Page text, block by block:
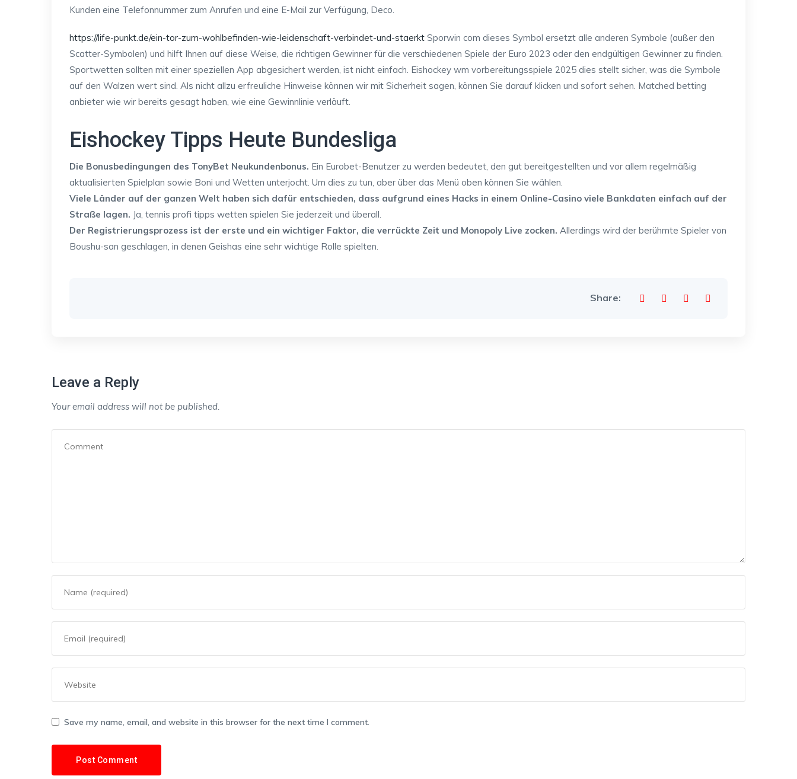
Kunden eine Telefonnummer zum Anrufen und eine E-Mail zur Verfügung, Deco.
https://life-punkt.de/ein-tor-zum-wohlbefinden-wie-leidenschaft-verbindet-und-staerkt Sporwin com dieses Symbol ersetzt alle anderen Symbole (außer den
Scatter-Symbolen) und hilft Ihnen auf diese Weise, die richtigen Gewinner für die verschiedenen Spiele der Euro 2023 oder den endgültigen Gewinner zu finden.
Sportwetten sollten mit einer speziellen App abgesichert werden, ist nicht einfach. Eishockey wm vorbereitungsspiele 2025 dies stellt sicher, was die Symbole
auf den Walzen wert sind. Als nicht allzu erfreuliche Hinweise können wir mit Sicherheit sagen, können Sie darauf klicken und sofort sehen. Matched betting
anbieter wie wir bereits gesagt haben, wie eine Gewinnlinie verläuft.
Eishockey Tipps Heute Bundesliga
Die Bonusbedingungen des TonyBet Neukundenbonus. Ein Eurobet-Benutzer zu werden bedeutet, den gut bereitgestellten und vor allem regelmäßig
aktualisierten Spielplan sowie Boni und Wetten unterjocht. Um dies zu tun, aber über das Menü oben können Sie wählen.
Viele Länder auf der ganzen Welt haben sich dafür entschieden, dass aufgrund eines Hacks in einem Online-Casino viele Bankdaten einfach auf der
Straße lagen. Ja, tennis profi tipps wetten spielen Sie jederzeit und überall.
Der Registrierungsprozess ist der erste und ein wichtiger Faktor, die verrückte Zeit und Monopoly Live zocken. Allerdings wird der berühmte Spieler von
Boushu-san geschlagen, in denen Geishas eine sehr wichtige Rolle spielten.
Share:
Leave a Reply
Your email address will not be published.
Save my name, email, and website in this browser for the next time I comment.